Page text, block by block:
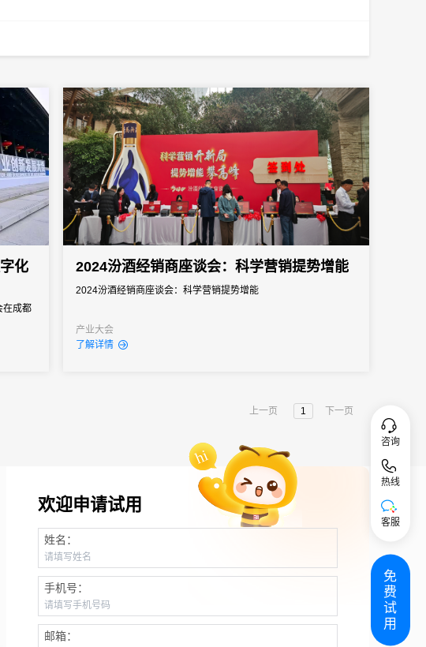
化
在成都
万千气
体验
2024汾酒经销商座谈会：科学营销提势增能
2024汾酒经销商座谈会：科学营销提势增能
产业大会
了解详情
上一页 1 下一页
欢迎申请试用
姓名：
手机号：
邮箱：
咨询
热线
客服
免
费
试
用